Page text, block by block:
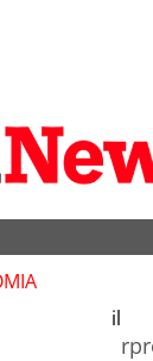
il